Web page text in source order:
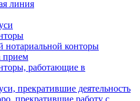
линия
конторы
прием
работающие в
прекратившие деятельность
прекратившие работу с